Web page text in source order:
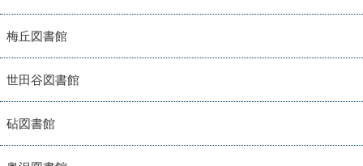
梅丘図書館
世田谷図書館
砧図書館